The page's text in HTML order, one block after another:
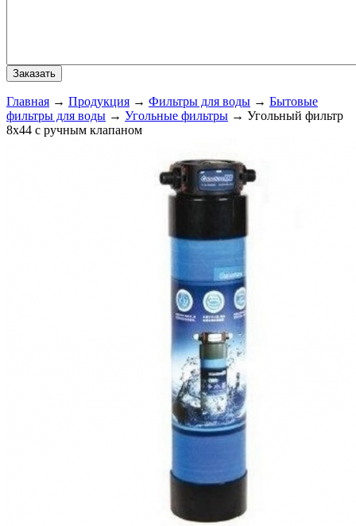
Главная → Продукция → Фильтры для воды → Бытовые
фильтры для воды → Угольные фильтры → Угольный фильтр
8х44 с ручным клапаном